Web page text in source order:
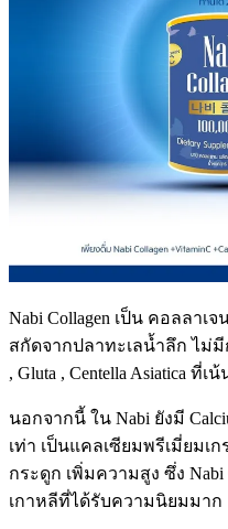
Nabi Collagen เป็น คอลลาเจ
สกัดจากปลาทะเลน้ำลึก ไม่
, Gluta , Centella Asiatica ที่เน้
นอกจากนี้ ใน Nabi ยังมี
เท่า เป็นแคลเซียมพรีเมี่ยมเ
กระดูก เพิ่มความสูง ซึ่ง Nabi
เกาหลีที่ได้รับความนิยมมาก